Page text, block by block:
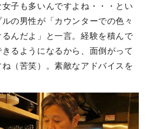
子も多いんですよね・・・とい
の男性が「カウンターでの色々
んだよ」と一言。経験を積んで
るようになるから、面倒がって
（苦笑）。素敵なアドバイスを